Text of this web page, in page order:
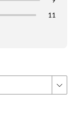
11